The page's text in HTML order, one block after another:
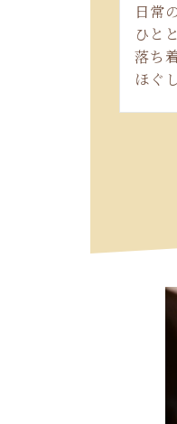
日常
ひと
落ち
ほぐ